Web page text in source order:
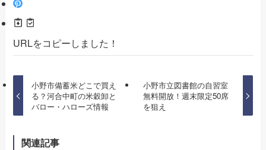
URLをコピーしました！
小野市備蓄米どこで買え
る？河合中町の米穀卸と
バロー・ハローズ情報
小野市立図書館の自習室
無料開放！週末限定50席
を狙え
関連記事